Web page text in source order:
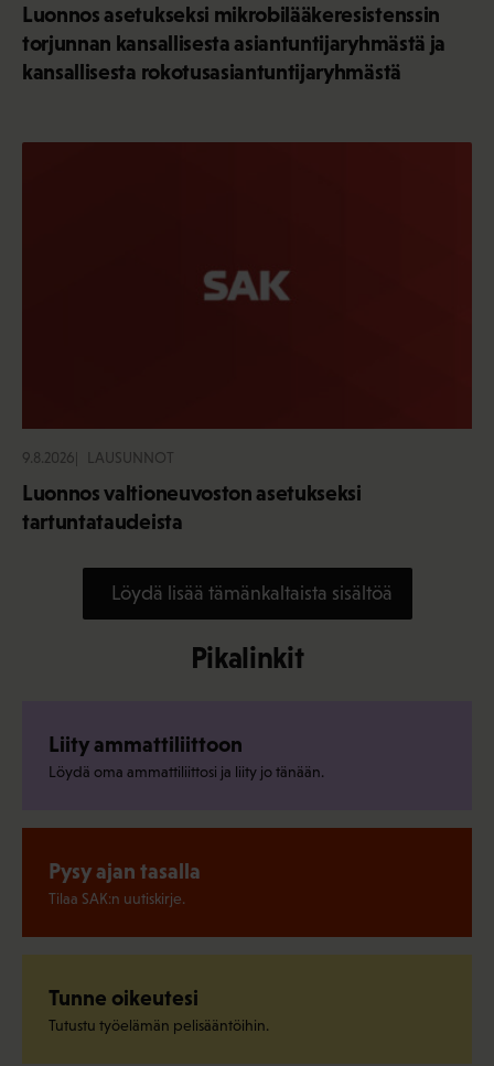
Luonnos asetukseksi mikrobilääkeresistenssin
torjunnan kansallisesta asiantuntijaryhmästä ja
kansallisesta rokotusasiantuntijaryhmästä
9.8.2026 LAUSUNNOT
Luonnos valtioneuvoston asetukseksi
tartuntataudeista
Löydä lisää tämänkaltaista sisältöä
Pikalinkit
Liity ammattiliittoon
Löydä oma ammattiliittosi ja liity jo tänään.
Pysy ajan tasalla
Tilaa SAK:n uutiskirje.
Tunne oikeutesi
Tutustu työelämän pelisääntöihin.